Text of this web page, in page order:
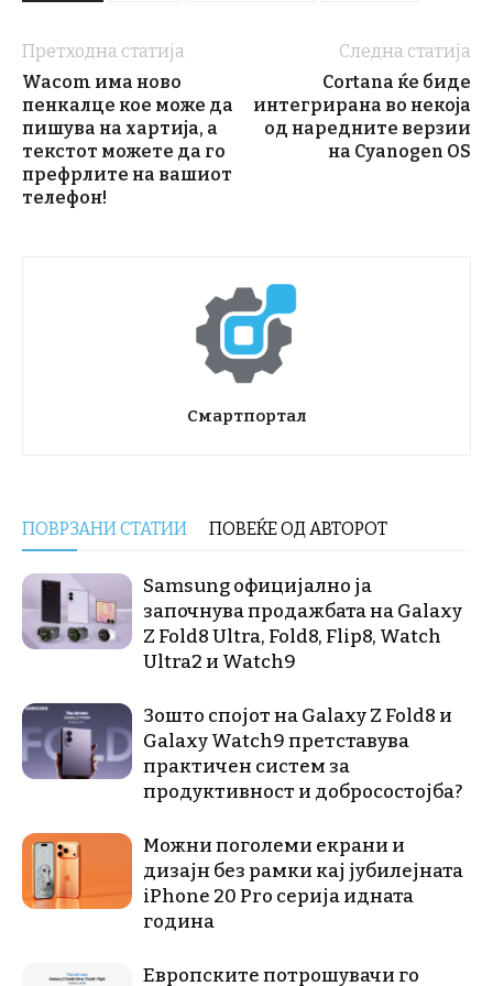
Претходна статија
Wacom има ново
пенкалце кое може да
пишува на хартија, а
текстот можете да го
префрлите на вашиот
телефон!
Следна статија
Cortana ќе биде
интегрирана во некоја
од наредните верзии
на Cyanogen OS
Смартпортал
ПОВРЗАНИ СТАТИИ ПОВЕЌЕ ОД АВТОРОТ
Samsung официјално ја
започнува продажбата на Galaxy
Z Fold8 Ultra, Fold8, Flip8, Watch
Ultra2 и Watch9
Зошто спојот на Galaxy Z Fold8 и
Galaxy Watch9 претставува
практичен систем за
продуктивност и добросостојба?
Можни поголеми екрани и
дизајн без рамки кај јубилејната
iPhone 20 Pro серија идната
година
Европските потрошувачи го